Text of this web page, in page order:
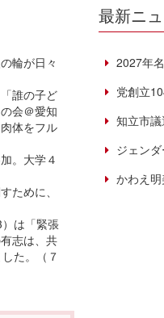
輪が日々
誰の子ど
会＠愛知
体をフル
。大学４
ために、
は「緊張
志は、共
た。（７
最新ニ
2027年
党創立
知立市
ジェン
かわえ